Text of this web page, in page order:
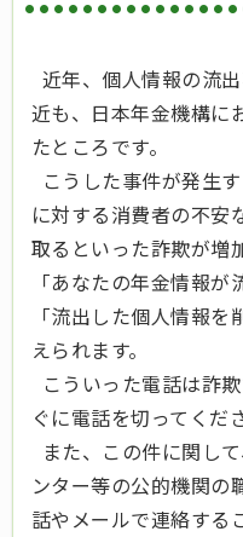
近年、個人情報の流
近も、日本年金機構に
たところです。
こうした事件が発生
に対する消費者の不安
取るといった詐欺が増
「あなたの年金情報が
「流出した個人情報
えられます。
こういった電話は詐
ぐに電話を切ってくだ
また、この件に関し
ンター等の公的機関の
話やメールで連絡する